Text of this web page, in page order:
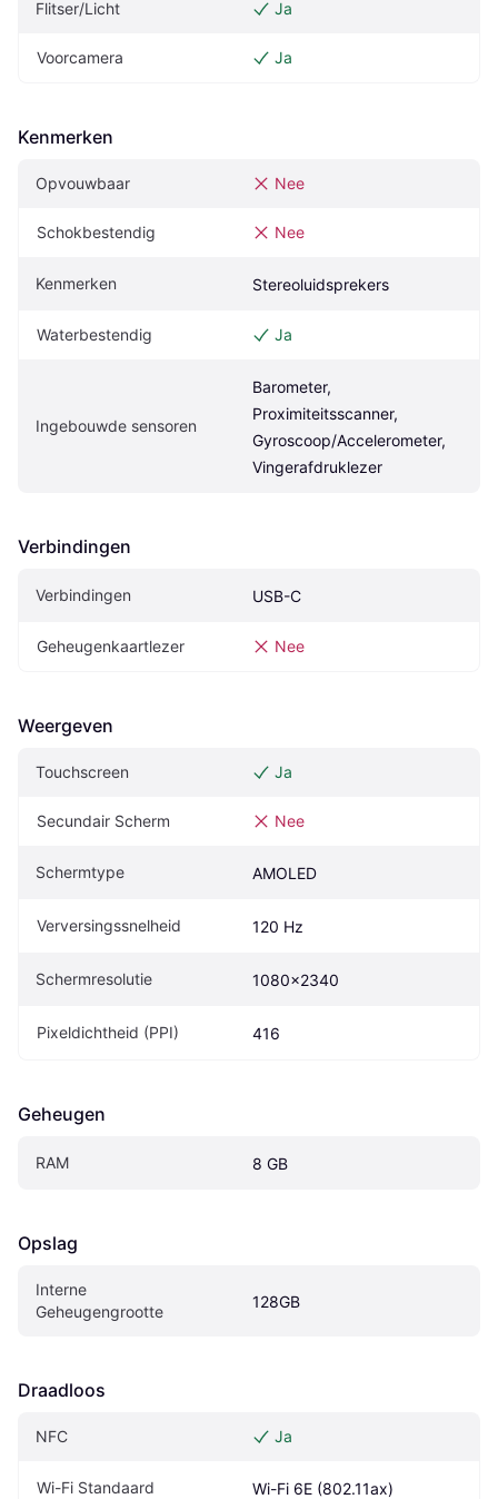
Flitser/Licht Ja
Voorcamera Ja
Kenmerken
Opvouwbaar Nee
Schokbestendig Nee
Kenmerken Stereoluidsprekers
Waterbestendig Ja
Ingebouwde sensoren
Barometer,
Proximiteitsscanner,
Gyroscoop/Accelerometer,
Vingerafdruklezer
Verbindingen
Verbindingen USB-C
Geheugenkaartlezer Nee
Weergeven
Touchscreen Ja
Secundair Scherm Nee
Schermtype AMOLED
Verversingssnelheid 120 Hz
Schermresolutie 1080x2340
Pixeldichtheid (PPI) 416
Geheugen
RAM 8 GB
Opslag
Interne
Geheugengrootte
128GB
Draadloos
NFC Ja
Wi-Fi Standaard Wi-Fi 6E (802.11ax)